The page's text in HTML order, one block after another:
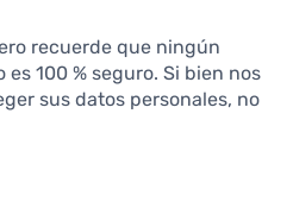
recuerde que ningún
100 % seguro. Si bien nos
sus datos personales, no